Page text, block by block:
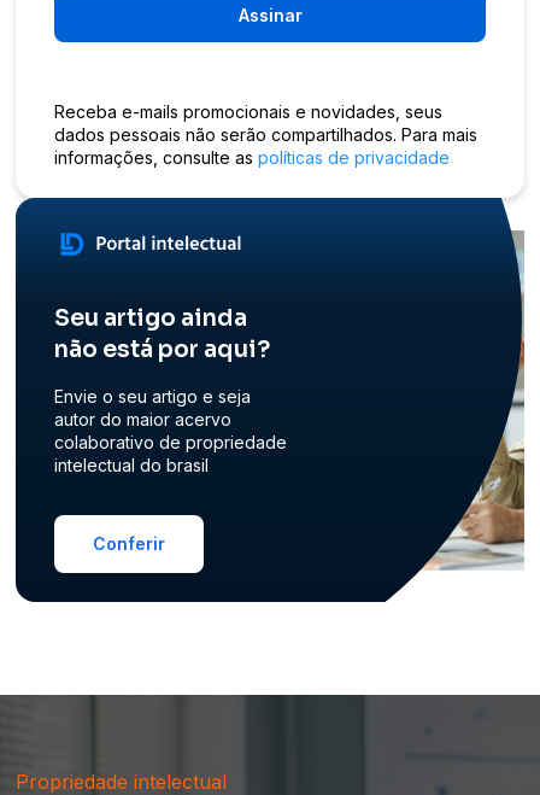
Assinar
Receba e-mails promocionais e novidades, seus
dados pessoais não serão compartilhados. Para mais
informações, consulte as políticas de privacidade
Seu artigo ainda
não está por aqui?
Envie o seu artigo e seja
autor do maior acervo
colaborativo de propriedade
intelectual do brasil
Conferir
Propriedade intelectual